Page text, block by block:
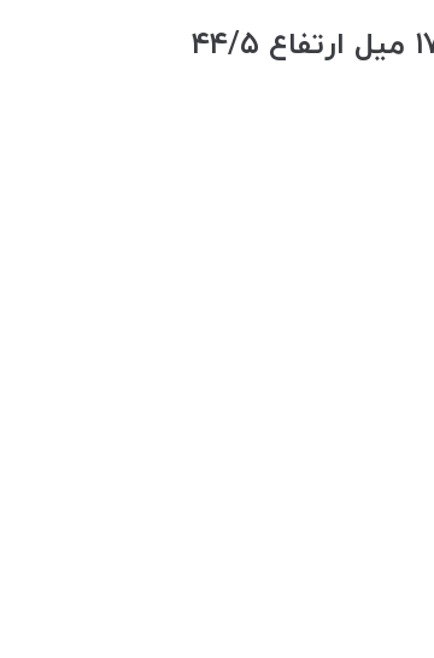
قاب چراغ خطی قرنیز کد ۳۴ ضخامت ۱۷ میل ارتفاع ۴۴/۵